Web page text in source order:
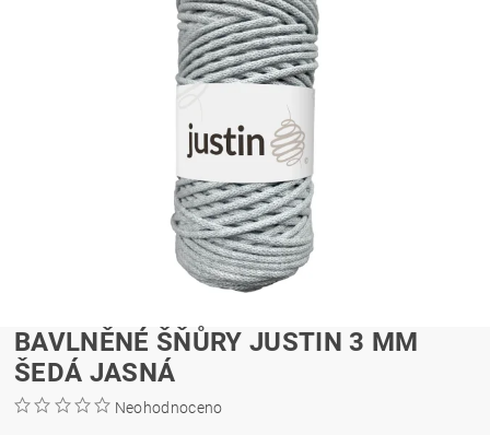
BAVLNĚNÉ ŠŇŮRY JUSTIN 3 MM
ŠEDÁ JASNÁ
Neohodnoceno